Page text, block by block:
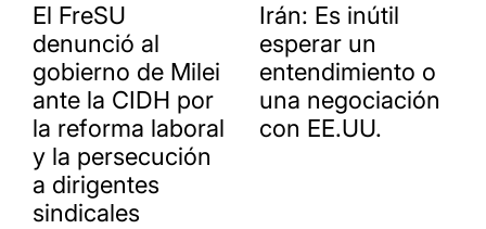
El FreSU
denunció al
gobierno de Milei
ante la CIDH por
la reforma laboral
y la persecución
a dirigentes
sindicales
Irán: Es inútil
esperar un
entendimiento o
una negociación
con EE.UU.